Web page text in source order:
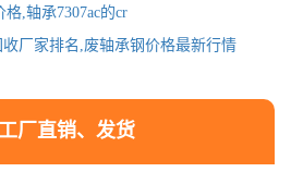
格,轴承7307ac的cr
厂家排名,废轴承钢价格最新行情
厂直销、发货